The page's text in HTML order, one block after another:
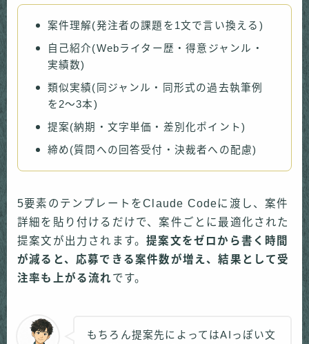
案件理解(発注者の課題を1文で言い換える)
自己紹介(Webライター歴・得意ジャンル・
実績数)
類似実績(同ジャンル・同形式の過去執筆例
を2〜3本)
提案(納期・文字単価・差別化ポイント)
締め(質問への回答受付・決裁者への配慮)
5要素のテンプレートをClaude Codeに渡し、案件
詳細を貼り付けるだけで、案件ごとに最適化された
提案文が出力されます。提案文をゼロから書く時間
が減ると、応募できる案件数が増え、結果として受
注率も上がる流れ です。
もちろん提案先によってはAIっぽい文